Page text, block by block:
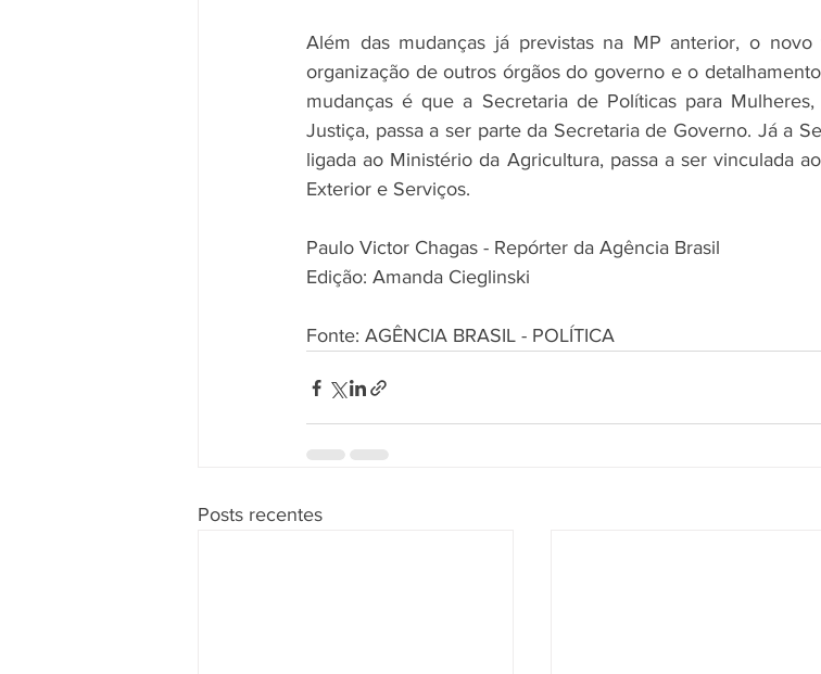
Além das mudanças já previstas na MP anterior, o
organização de outros órgãos do governo e o
mudanças é que a Secretaria de Políticas para
Justiça, passa a ser parte da Secretaria de Governo. Já a
ligada ao Ministério da Agricultura, passa a ser vinculada
Exterior e Serviços.
Paulo Victor Chagas - Repórter da Agência Brasil
Edição: Amanda Cieglinski
Fonte: AGÊNCIA BRASIL - POLÍTICA
Posts recentes